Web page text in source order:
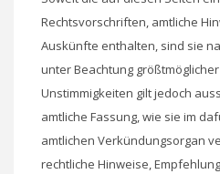
Rechtsvorschriften, amtliche
Auskünfte enthalten, sind sie
unter Beachtung
Unstimmigkeiten gilt jedoch
amtliche Fassung, wie sie im
amtlichen Verkündungsorgan
rechtliche Hinweise,